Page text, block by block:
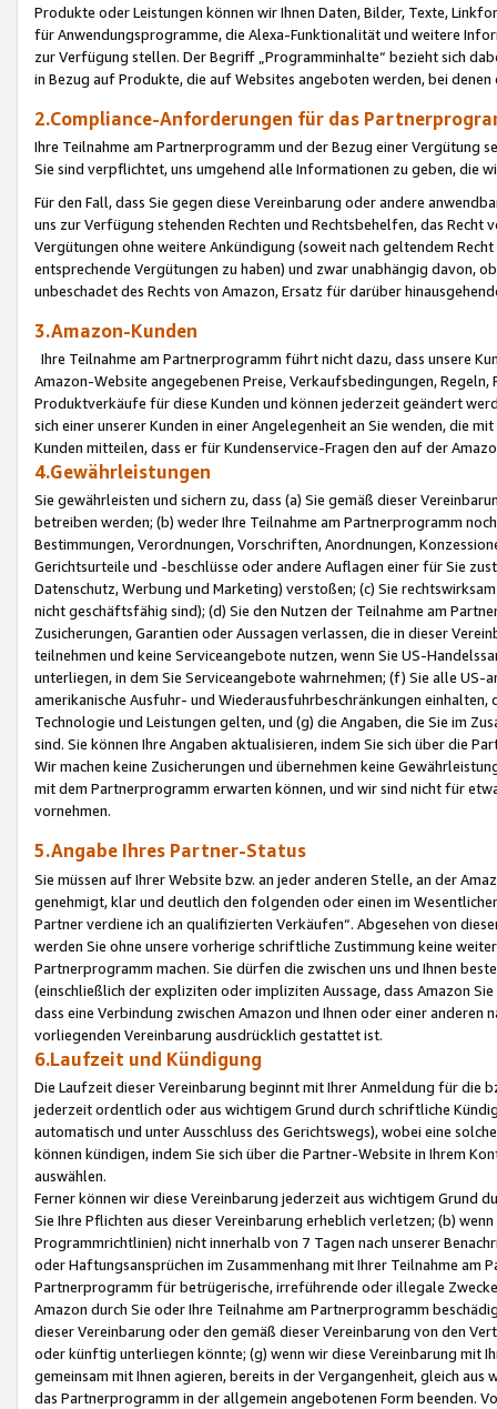
Produkte oder Leistungen können wir Ihnen Daten, Bilder, Texte,
für Anwendungsprogramme, die Alexa-Funktionalität und weitere
zur Verfügung stellen. Der Begriff „Programminhalte“ bezieht sich
in Bezug auf Produkte, die auf Websites angeboten werden, bei
2.Compliance-Anforderungen für das
Ihre Teilnahme am Partnerprogramm und der Bezug einer Vergütung
Sie sind verpflichtet, uns umgehend alle Informationen zu geben, die
Für den Fall, dass Sie gegen diese Vereinbarung oder andere
uns zur Verfügung stehenden Rechten und Rechtsbehelfen, das
Vergütungen ohne weitere Ankündigung (soweit nach geltendem
entsprechende Vergütungen zu haben) und zwar unabhängig davon,
unbeschadet des Rechts von Amazon, Ersatz für darüber
3.Amazon-Kunden
Ihre Teilnahme am Partnerprogramm führt nicht dazu, dass unsere
Amazon-Website angegebenen Preise, Verkaufsbedingungen,
Produktverkäufe für diese Kunden und können jederzeit geändert
sich einer unserer Kunden in einer Angelegenheit an Sie wenden, die
Kunden mitteilen, dass er für Kundenservice-Fragen den auf der
4.Gewährleistungen
Sie gewährleisten und sichern zu, dass (a) Sie gemäß dieser
betreiben werden; (b) weder Ihre Teilnahme am Partnerprogramm
Bestimmungen, Verordnungen, Vorschriften, Anordnungen,
Gerichtsurteile und -beschlüsse oder andere Auflagen einer für Sie
Datenschutz, Werbung und Marketing) verstoßen; (c) Sie
nicht geschäftsfähig sind); (d) Sie den Nutzen der Teilnahme am
Zusicherungen, Garantien oder Aussagen verlassen, die in dieser
teilnehmen und keine Serviceangebote nutzen, wenn Sie US-
unterliegen, in dem Sie Serviceangebote wahrnehmen; (f) Sie alle
amerikanische Ausfuhr- und Wiederausfuhrbeschränkungen
Technologie und Leistungen gelten, und (g) die Angaben, die Sie im
sind. Sie können Ihre Angaben aktualisieren, indem Sie sich über die
Wir machen keine Zusicherungen und übernehmen keine
mit dem Partnerprogramm erwarten können, und wir sind nicht für
vornehmen.
5.Angabe Ihres Partner-Status
Sie müssen auf Ihrer Website bzw. an jeder anderen Stelle, an der
genehmigt, klar und deutlich den folgenden oder einen im
Partner verdiene ich an qualifizierten Verkäufen“. Abgesehen von
werden Sie ohne unsere vorherige schriftliche Zustimmung keine
Partnerprogramm machen. Sie dürfen die zwischen uns und Ihnen
(einschließlich der expliziten oder impliziten Aussage, dass Amazon
dass eine Verbindung zwischen Amazon und Ihnen oder einer
vorliegenden Vereinbarung ausdrücklich gestattet ist.
6.Laufzeit und Kündigung
Die Laufzeit dieser Vereinbarung beginnt mit Ihrer Anmeldung für die
jederzeit ordentlich oder aus wichtigem Grund durch schriftliche
automatisch und unter Ausschluss des Gerichtswegs), wobei eine
können kündigen, indem Sie sich über die Partner-Website in Ihrem
auswählen.
Ferner können wir diese Vereinbarung jederzeit aus wichtigem Grund
Sie Ihre Pflichten aus dieser Vereinbarung erheblich verletzen; (b)
Programmrichtlinien) nicht innerhalb von 7 Tagen nach unserer
oder Haftungsansprüchen im Zusammenhang mit Ihrer Teilnahme am
Partnerprogramm für betrügerische, irreführende oder illegale
Amazon durch Sie oder Ihre Teilnahme am Partnerprogramm
dieser Vereinbarung oder den gemäß dieser Vereinbarung von den
oder künftig unterliegen könnte; (g) wenn wir diese Vereinbarung mit
gemeinsam mit Ihnen agieren, bereits in der Vergangenheit, gleich
das Partnerprogramm in der allgemein angebotenen Form beenden.